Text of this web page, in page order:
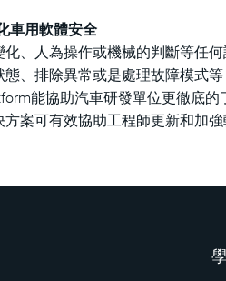
車用軟體安全
、人為操作或機械的判斷等任
、排除異常或是處理故障模式
能協助汽車研發單位更徹底
案可有效協助工程師更新和加